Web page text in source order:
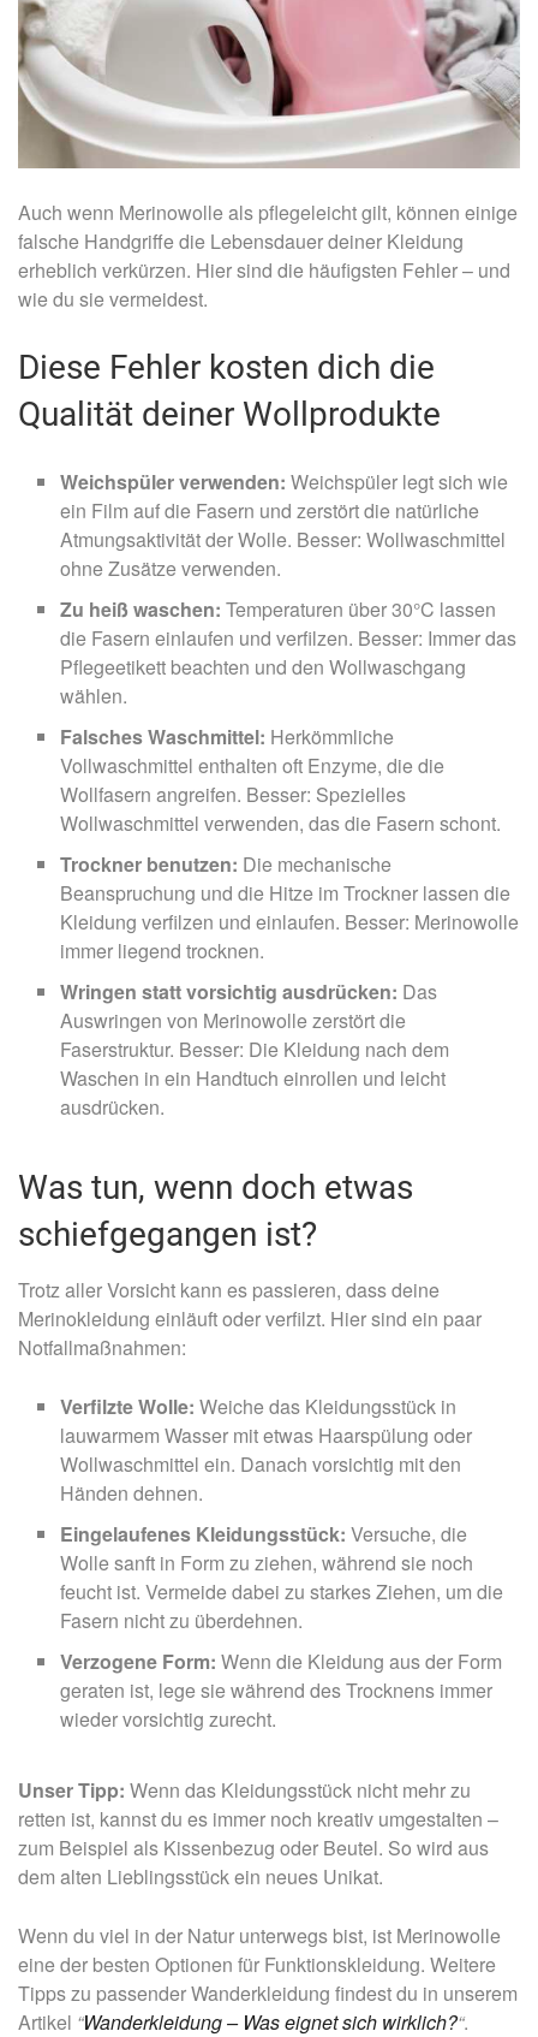
Auch wenn Merinowolle als pflegeleicht gilt, können einige
falsche Handgriffe die Lebensdauer deiner Kleidung
erheblich verkürzen. Hier sind die häufigsten Fehler– und
wie du sie vermeidest.
Diese Fehler kosten dich die
Qualität deiner Wollprodukte
Weichspüler verwenden: Weichspüler legt sich wie
ein Film auf die Fasern und zerstört die natürliche
Atmungsaktivität der Wolle. Besser: Wollwaschmittel
ohne Zusätze verwenden.
Zu heiß waschen: Temperaturen über 30°C lassen
die Fasern einlaufen und verfilzen. Besser: Immer das
Pflegeetikett beachten und den Wollwaschgang
wählen.
Falsches Waschmittel: Herkömmliche
Vollwaschmittel enthalten oft Enzyme, die die
Wollfasern angreifen. Besser: Spezielles
Wollwaschmittel verwenden, das die Fasern schont.
Trockner benutzen: Die mechanische
Beanspruchung und die Hitze im Trockner lassen die
Kleidung verfilzen und einlaufen. Besser: Merinowolle
immer liegend trocknen.
Wringen statt vorsichtig ausdrücken: Das
Auswringen von Merinowolle zerstört die
Faserstruktur. Besser: Die Kleidung nach dem
Waschen in ein Handtuch einrollen und leicht
ausdrücken.
Was tun, wenn doch etwas
schiefgegangen ist?
Trotz aller Vorsicht kann es passieren, dass deine
Merinokleidung einläuft oder verfilzt. Hier sind ein paar
Notfallmaßnahmen:
Verfilzte Wolle: Weiche das Kleidungsstück in
lauwarmem Wasser mit etwas Haarspülung oder
Wollwaschmittel ein. Danach vorsichtig mit den
Händen dehnen.
Eingelaufenes Kleidungsstück: Versuche, die
Wolle sanft in Form zu ziehen, während sie noch
feucht ist. Vermeide dabei zu starkes Ziehen, um die
Fasern nicht zu überdehnen.
Verzogene Form: Wenn die Kleidung aus der Form
geraten ist, lege sie während des Trocknens immer
wieder vorsichtig zurecht.
Unser Tipp: Wenn das Kleidungsstück nicht mehr zu
retten ist, kannst du es immer noch kreativ umgestalten –
zum Beispiel als Kissenbezug oder Beutel. So wird aus
dem alten Lieblingsstück ein neues Unikat.
Wenn du viel in der Natur unterwegs bist, ist Merinowolle
eine der besten Optionen für Funktionskleidung. Weitere
Tipps zu passender Wanderkleidung findest du in unserem
Artikel “Wanderkleidung – Was eignet sich wirklich?“.